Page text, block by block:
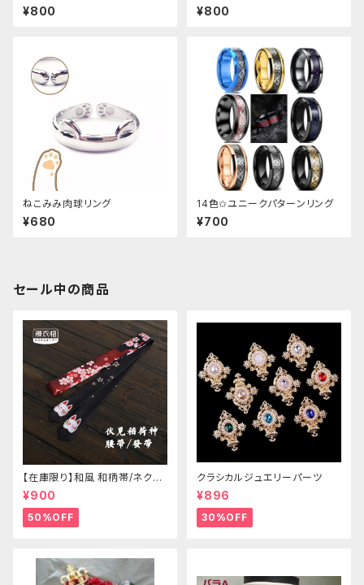
¥800 ¥800
ねこみみ肉球リング
¥680
14色✩ユニークパターンリング
¥700
セール中の商品
【在庫限り】和風 和柄帯/ネクタ
イ/リボン（狐面/金魚
¥900
50%OFF
クラシカルジュエリーパーツ
¥896
30%OFF